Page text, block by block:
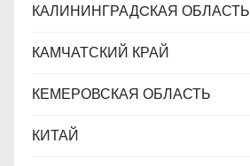
КАЛИНИНГРАДCКАЯ ОБЛАСТЬ
КАМЧАТСКИЙ КРАЙ
КЕМЕРОВСКАЯ ОБЛАСТЬ
КИТАЙ